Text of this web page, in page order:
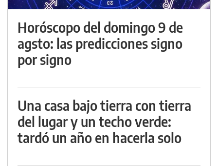
Horóscopo del domingo 9 de
agsto: las predicciones signo
por signo
Una casa bajo tierra con tierra
del lugar y un techo verde:
tardó un año en hacerla solo